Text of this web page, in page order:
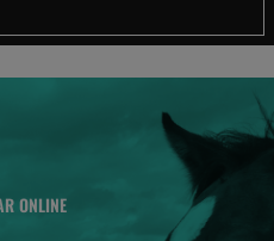
ONLINE